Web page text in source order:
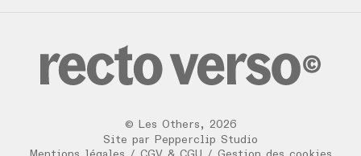
© Les Others ,
2026
Site par
Pepperclip Studio